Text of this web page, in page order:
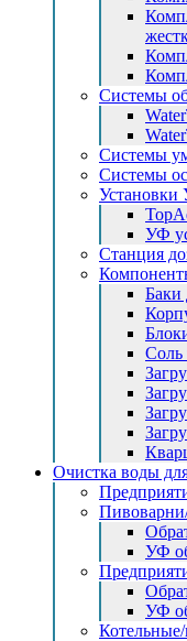
Системы
Системы
Системы
Установки
УФ
Станция
Баки
Соль
Очистка воды
УФ
УФ